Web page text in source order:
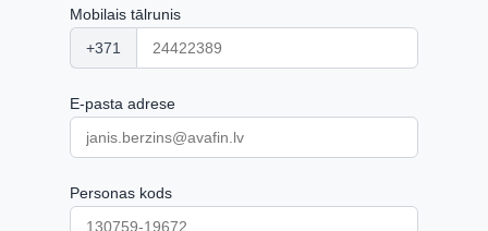
Mobilais tālrunis
+371
E-pasta adrese
Personas kods